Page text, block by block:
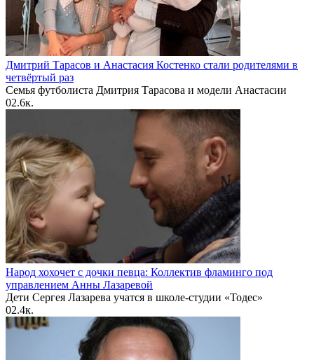
Дмитрий Тарасов и Анастасия Костенко стали родителями в
четвёртый раз
Семья футболиста Дмитрия Тарасова и модели Анастасии
02.6к.
Народ хохочет с дочки певца: Коллектив фламинго под
управлением Анны Лазаревой
Дети Сергея Лазарева учатся в школе-студии «Тодес»
02.4к.